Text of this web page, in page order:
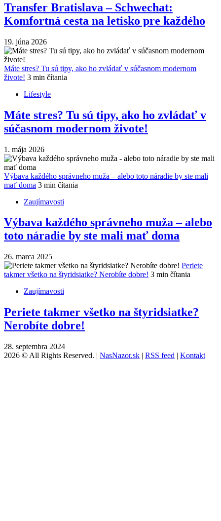
Transfer Bratislava – Schwechat:
Komfortná cesta na letisko pre každého
19. júna 2026
Máte stres? Tu sú tipy, ako ho zvládať v súčasnom modernom
živote! 3 min čítania
Lifestyle
Máte stres? Tu sú tipy, ako ho zvládať v
súčasnom modernom živote!
1. mája 2026
Výbava každého správneho muža – alebo toto náradie by ste mali
mať doma 3 min čítania
Zaujímavosti
Výbava každého správneho muža – alebo
toto náradie by ste mali mať doma
26. marca 2025
Periete
takmer všetko na štyridsiatke? Nerobíte dobre! 3 min čítania
Zaujímavosti
Periete takmer všetko na štyridsiatke?
Nerobíte dobre!
28. septembra 2024
2026 © All Rights Reserved. | NasNazor.sk | RSS feed | Kontakt